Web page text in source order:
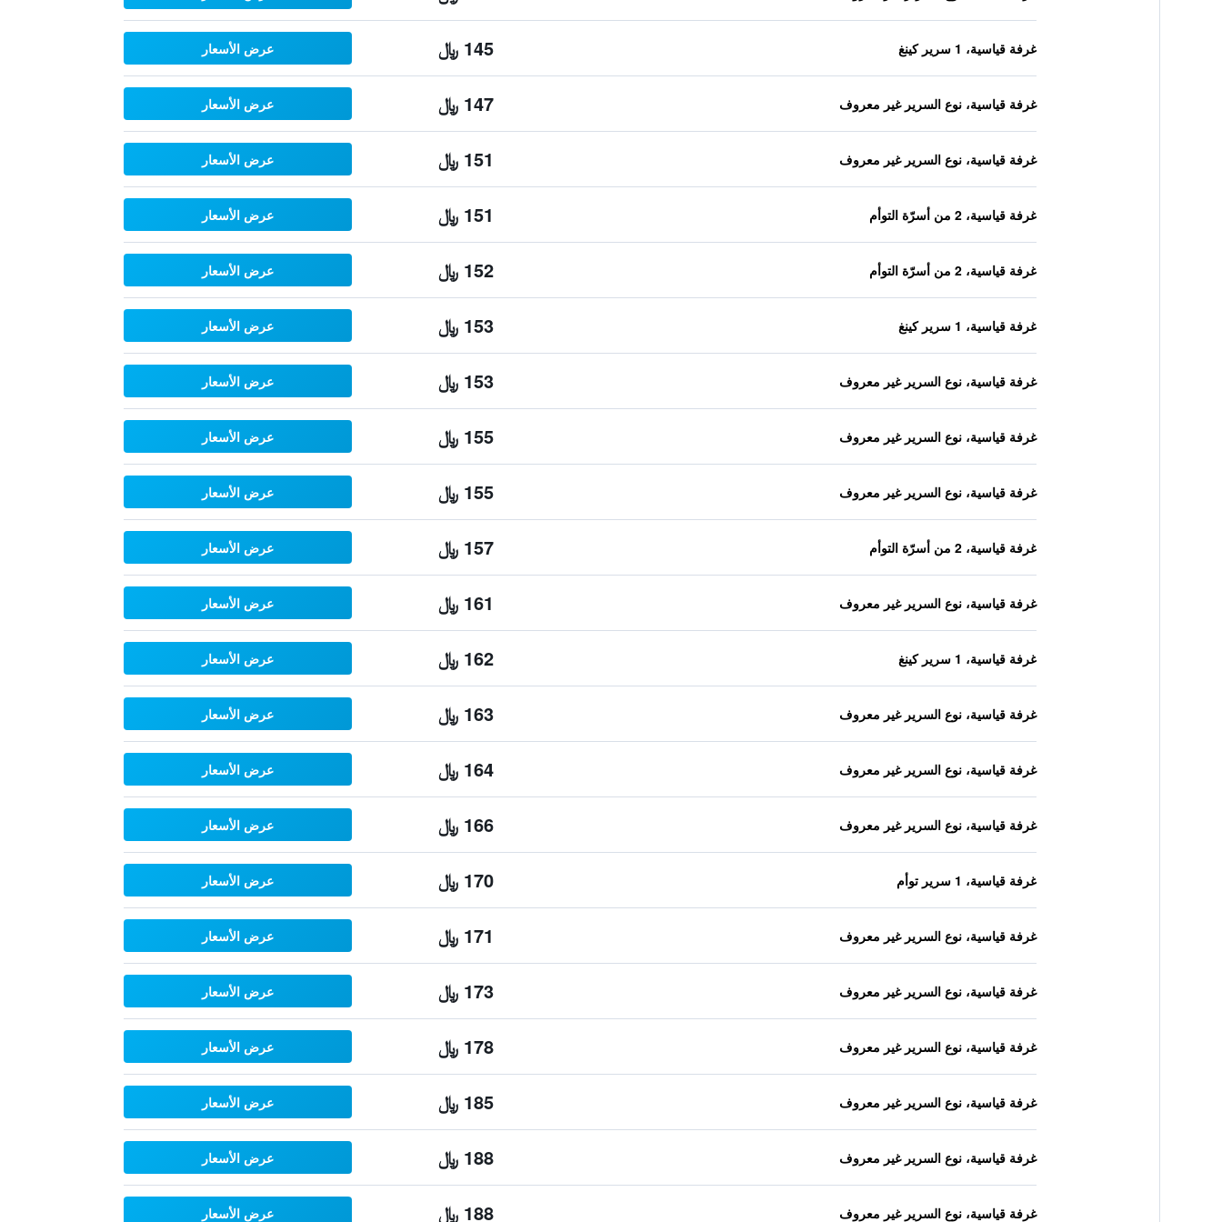
غرفة قياسية، 1 سرير كينغ 145 ﷼ عرض الأسعار
غرفة قياسية، نوع السرير غير معروف 147 ﷼ عرض الأسعار
غرفة قياسية، نوع السرير غير معروف 151 ﷼ عرض الأسعار
غرفة قياسية، 2 من أسرّة التوأم 151 ﷼ عرض الأسعار
غرفة قياسية، 2 من أسرّة التوأم 152 ﷼ عرض الأسعار
غرفة قياسية، 1 سرير كينغ 153 ﷼ عرض الأسعار
غرفة قياسية، نوع السرير غير معروف 153 ﷼ عرض الأسعار
غرفة قياسية، نوع السرير غير معروف 155 ﷼ عرض الأسعار
غرفة قياسية، نوع السرير غير معروف 155 ﷼ عرض الأسعار
غرفة قياسية، 2 من أسرّة التوأم 157 ﷼ عرض الأسعار
غرفة قياسية، نوع السرير غير معروف 161 ﷼ عرض الأسعار
غرفة قياسية، 1 سرير كينغ 162 ﷼ عرض الأسعار
غرفة قياسية، نوع السرير غير معروف 163 ﷼ عرض الأسعار
غرفة قياسية، نوع السرير غير معروف 164 ﷼ عرض الأسعار
غرفة قياسية، نوع السرير غير معروف 166 ﷼ عرض الأسعار
غرفة قياسية، 1 سرير توأم 170 ﷼ عرض الأسعار
غرفة قياسية، نوع السرير غير معروف 171 ﷼ عرض الأسعار
غرفة قياسية، نوع السرير غير معروف 173 ﷼ عرض الأسعار
غرفة قياسية، نوع السرير غير معروف 178 ﷼ عرض الأسعار
غرفة قياسية، نوع السرير غير معروف 185 ﷼ عرض الأسعار
غرفة قياسية، نوع السرير غير معروف 188 ﷼ عرض الأسعار
غرفة قياسية، نوع السرير غير معروف 188 ﷼ عرض الأسعار